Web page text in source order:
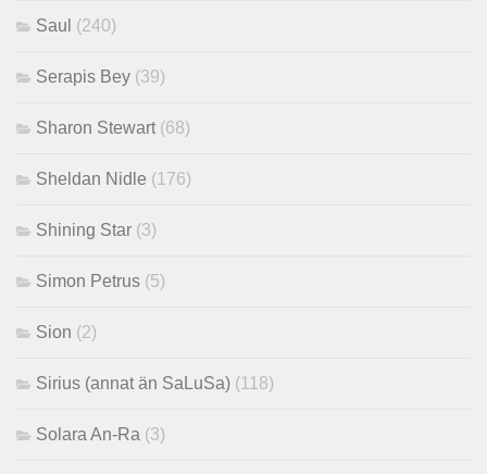
Saul (240)
Serapis Bey (39)
Sharon Stewart (68)
Sheldan Nidle (176)
Shining Star (3)
Simon Petrus (5)
Sion (2)
Sirius (annat än SaLuSa) (118)
Solara An-Ra (3)